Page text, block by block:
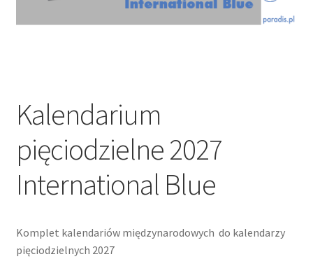
Kalendarium
pięciodzielne 2027
International Blue
Komplet kalendariów międzynarodowych do kalendarzy
pięciodzielnych 2027